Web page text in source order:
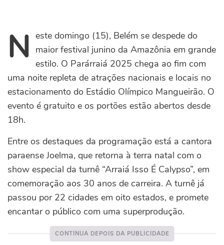
Neste domingo (15), Belém se despede do
maior festival junino da Amazônia em grande
estilo. O Parárraiá 2025 chega ao fim com
uma noite repleta de atrações nacionais e locais no
estacionamento do Estádio Olímpico Mangueirão. O
evento é gratuito e os portões estão abertos desde
18h.
Entre os destaques da programação está a cantora
paraense Joelma, que retorna à terra natal com o
show especial da turnê “Arraiá Isso É Calypso”, em
comemoração aos 30 anos de carreira. A turnê já
passou por 22 cidades em oito estados, e promete
encantar o público com uma superprodução.